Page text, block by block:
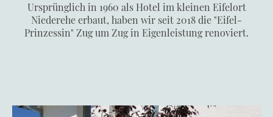
Ursprünglich in 1960 als Hotel im kleinen Eifelort
Niederehe erbaut, haben wir seit 2018 die "Eifel-
Prinzessin" Zug um Zug in Eigenleistung renoviert.